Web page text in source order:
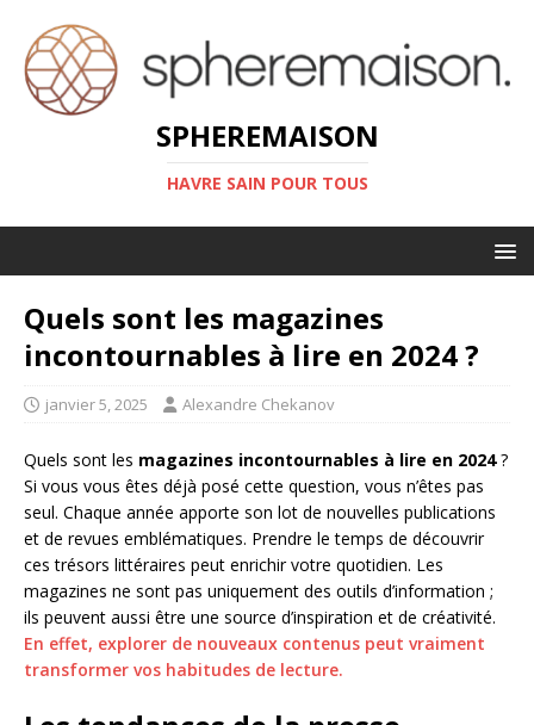
SPHEREMAISON
HAVRE SAIN POUR TOUS
Quels sont les magazines
incontournables à lire en 2024 ?
janvier 5, 2025 Alexandre Chekanov
Quels sont les magazines incontournables à lire en 2024?
Si vous vous êtes déjà posé cette question, vous n’êtes pas
seul. Chaque année apporte son lot de nouvelles publications
et de revues emblématiques. Prendre le temps de découvrir
ces trésors littéraires peut enrichir votre quotidien. Les
magazines ne sont pas uniquement des outils d’information ;
ils peuvent aussi être une source d’inspiration et de créativité.
En effet, explorer de nouveaux contenus peut vraiment
transformer vos habitudes de lecture.